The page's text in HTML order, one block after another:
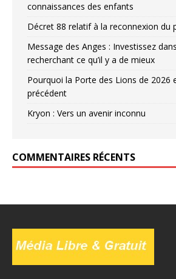
connaissances des enfants
Décret 88 relatif à la reconnexion du
Message des Anges : Investissez
recherchant ce qu’il y a de mieux
Pourquoi la Porte des Lions de 2026
précédent
Kryon : Vers un avenir inconnu
COMMENTAIRES RÉCENTS